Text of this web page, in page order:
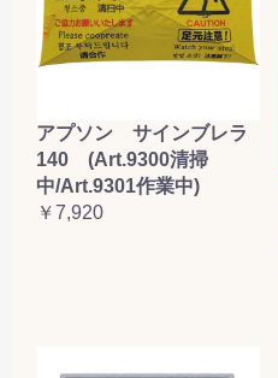
アプソン サインブレラ
140 (Art.9300清掃
中/Art.9301作業中)
￥7,920